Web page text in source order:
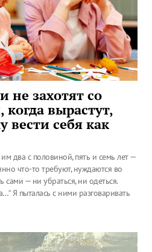
не захотят со
вырастут,
вести себя как
два с половиной, пять и семь лет —
что-то требуют, нуждаются во
сами — ни убраться, ни одеться.
Я пыталась с ними разговаривать